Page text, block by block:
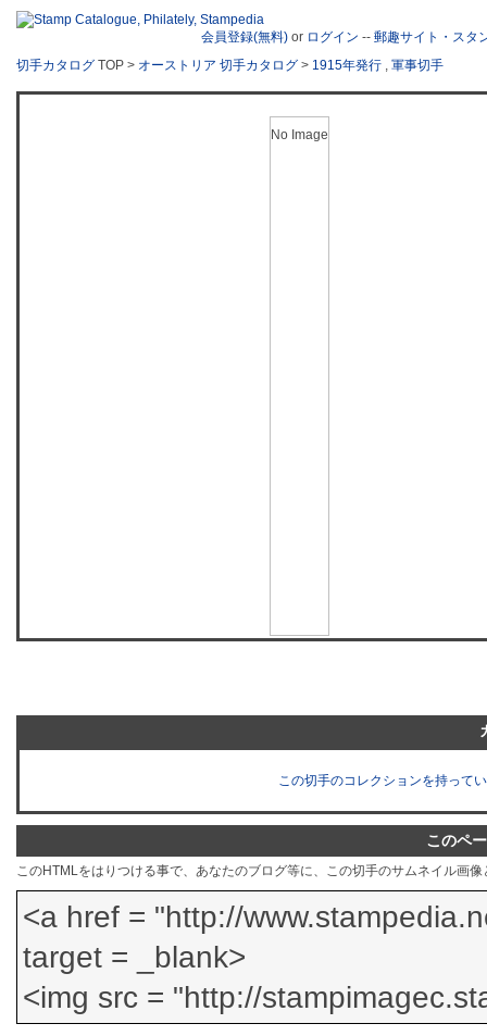
会員登録(無料) or ログイン -- 郵趣サイト・スタ
切手カタログ TOP > オーストリア 切手カタログ > 1915年発行 , 軍事切手
No Image
この切手のコレクションを持って
このペ
このHTMLをはりつける事で、あなたのブログ等に、この切手のサムネイル画